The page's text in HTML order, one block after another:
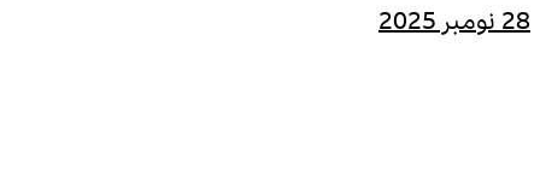
28 نومبر 2025